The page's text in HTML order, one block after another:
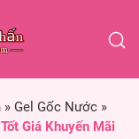
» Gel Gốc Nước »
Giá Khuyến Mãi